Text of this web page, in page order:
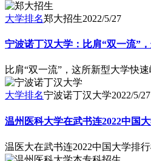
大学排名郑大招生2022/5/27
宁波诺丁汉大学：比肩“双一流”
比肩“双一流”，这所新型大学快速
大学排名宁波诺丁汉大学2022/5/27
温州医科大学在武书连2022中国
温医大在武书连2022中国大学排